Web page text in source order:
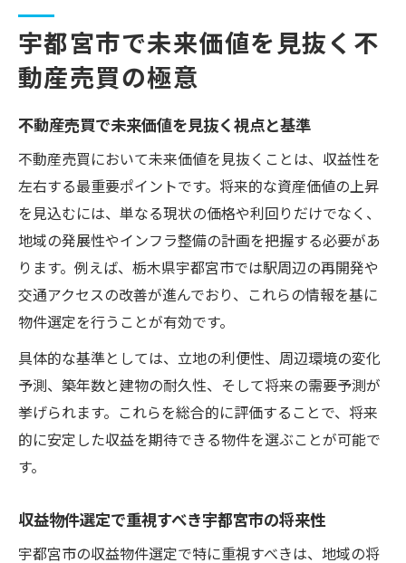
宇都宮市で未来価値を見抜く不
動産売買の極意
不動産売買で未来価値を見抜く視点と基準
不動産売買において未来価値を見抜くことは、収益性を
左右する最重要ポイントです。将来的な資産価値の上昇
を見込むには、単なる現状の価格や利回りだけでなく、
地域の発展性やインフラ整備の計画を把握する必要があ
ります。例えば、栃木県宇都宮市では駅周辺の再開発や
交通アクセスの改善が進んでおり、これらの情報を基に
物件選定を行うことが有効です。
具体的な基準としては、立地の利便性、周辺環境の変化
予測、築年数と建物の耐久性、そして将来の需要予測が
挙げられます。これらを総合的に評価することで、将来
的に安定した収益を期待できる物件を選ぶことが可能で
す。
収益物件選定で重視すべき宇都宮市の将来性
宇都宮市の収益物件選定で特に重視すべきは、地域の将